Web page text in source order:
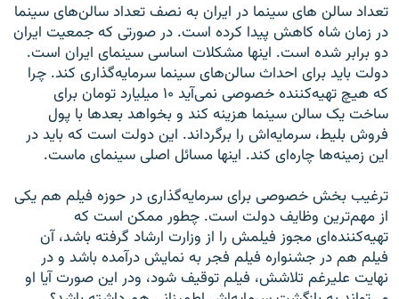
تعداد سالن های سینما در ایران به نصف تعداد سالن‌های سینما
در زمان شاه کاهش پیدا کرده است. در صورتی که جمعیت ایران
دو برابر شده است. اینها مشکلات اساسی سینمای ایران است.
دولت باید برای احداث سالن‌های سینما سرمایه‌گذاری کند. چرا
که هیچ تهیه‌کننده خصوصی نمی‌آید ۱۰ میلیارد تومان برای
ساخت یک سالن سینما هزینه کند و بخواهد بعدها با پول
فروش بلیط، سرمایه‌اش را برگرداند. این دولت است که باید در
این زمینه‌ها چاره‌ای کند. اینها مسائل اصلی سینمای ماست.
ترغیب بخش خصوصی برای سرمایه‌گذاری در حوزه فیلم هم یکی
از مهم‌ترین وظایف دولت است. چطور ممکن است که
تهیه‌کننده‌ای مجوز فیلمش را از وزارت ارشاد گرفته باشد، آن
فیلم هم در جشنواره فیلم فجر به نمایش درآمده باشد و در
نهایت علیرغم تلاشش، فیلم توقیف شود، ودر این صورت آیا او